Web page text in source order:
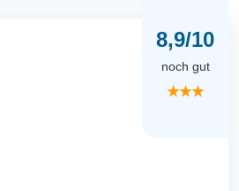
8,9/10
noch gut
★★★